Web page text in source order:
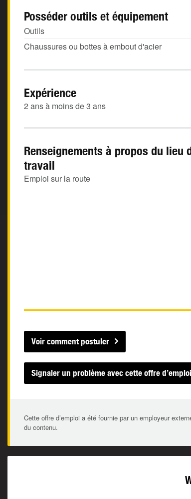
Posséder outils et équipement
Outils
Chaussures ou bottes à embout d'acier
Expérience
2 ans à moins de 3 ans
Renseignements à propos du lieu
travail
Emploi sur la route
Voir comment postuler
Signaler un problème avec cette offre d’emploi
Cette offre d’emploi a été fournie par un employeur
du contenu.